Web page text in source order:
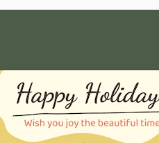
平台。擁有超過
、企業、代理商
產品
Spaces
AI助手
AI圖像生成器